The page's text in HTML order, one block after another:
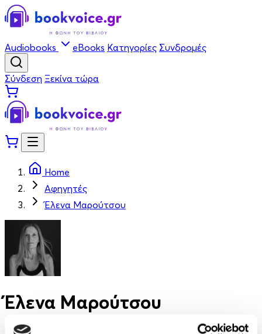
Audiobooks eBooks Κατηγορίες Συνδρομές
Σύνδεση Ξεκίνα τώρα
Home
Αφηγητές
Έλενα Μαρούτσου
Έλενα Μαρούτσου